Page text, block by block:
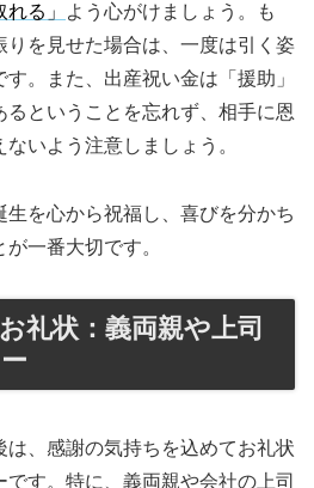
る」
よう心がけましょう。も
りを見せた場合は、一度は引く姿
。また、出産祝い金は「援助」
ということを忘れず、相手に恩
いよう注意しましょう。
を心から祝福し、喜びを分かち
一番大切です。
礼状：義両親や上司
は、感謝の気持ちを込めてお礼状
す。特に、義両親や会社の上司